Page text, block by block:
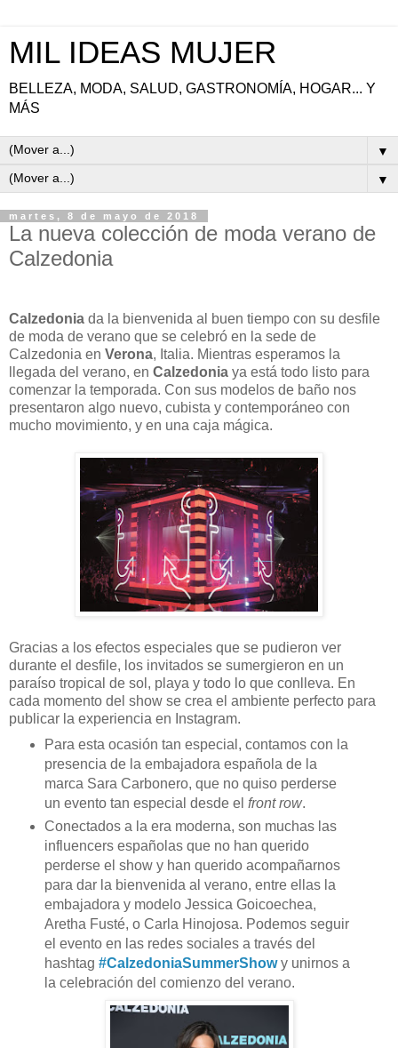
MIL IDEAS MUJER
BELLEZA, MODA, SALUD, GASTRONOMÍA, HOGAR... Y
MÁS
▼
▼
martes, 8 de mayo de 2018
La nueva colección de moda verano de
Calzedonia
Calzedonia da la bienvenida al buen tiempo con su desfile
de moda de verano que se celebró en la sede de
Calzedonia en Verona, Italia. Mientras esperamos la
llegada del verano, en Calzedonia ya está todo listo para
comenzar la temporada. Con sus modelos de baño nos
presentaron algo nuevo, cubista y contemporáneo con
mucho movimiento, y en una caja mágica.
Gracias a los efectos especiales que se pudieron ver
durante el desfile, los invitados se sumergieron en un
paraíso tropical de sol, playa y todo lo que conlleva. En
cada momento del show se crea el ambiente perfecto para
publicar la experiencia en Instagram.
Para esta ocasión tan especial, contamos con la
presencia de la embajadora española de la
marca Sara Carbonero, que no quiso perderse
un evento tan especial desde el front row.
Conectados a la era moderna, son muchas las
influencers españolas que no han querido
perderse el show y han querido acompañarnos
para dar la bienvenida al verano, entre ellas la
embajadora y modelo Jessica Goicoechea,
Aretha Fusté, o Carla Hinojosa. Podemos seguir
el evento en las redes sociales a través del
hashtag #CalzedoniaSummerShowy unirnos a
la celebración del comienzo del verano.